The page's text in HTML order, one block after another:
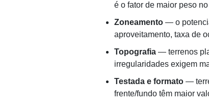
é o fator de maior peso
Zoneamento — o
aproveitamento, taxa de
Topografia — terrenos
irregularidades exigem
Testada e formato —
frente/fundo têm maior